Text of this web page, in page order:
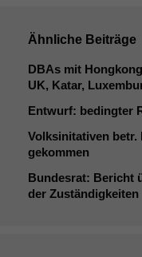
Ähnliche Beiträge
DBAs mit
UK, Katar,
Entwurf: bedingter
Volksinitativen betr.
gekommen
Bundesrat: Bericht
der Zuständigkeiten